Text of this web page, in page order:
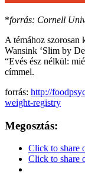
*forrás: Cornell
A témához szorosan
Wansink ‘Slim by
“Evés ész nélkül:
címmel.
forrás: http://
weight-registry
Megosztás:
Click to share
Click to share